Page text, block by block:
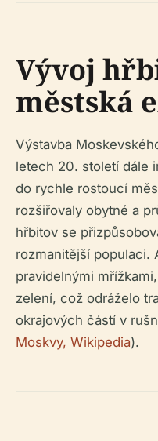
Vývoj
městská
Výstavba
letech 20. století dále
do rychle rostoucí
rozšiřovaly obytné a
hřbitov se
rozmanitější populaci.
pravidelnými
zelení, což odráželo
okrajových částí v
Moskvy, Wikipedia).